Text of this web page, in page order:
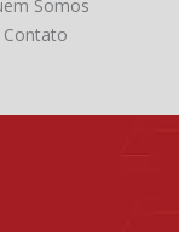
Somos
Contato